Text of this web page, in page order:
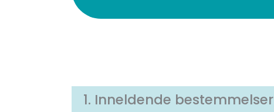
1. Inneldende bestemmelser